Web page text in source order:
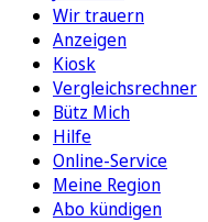
Wir trauern
Anzeigen
Kiosk
Vergleichsrechner
Bütz Mich
Hilfe
Online-Service
Meine Region
Abo kündigen